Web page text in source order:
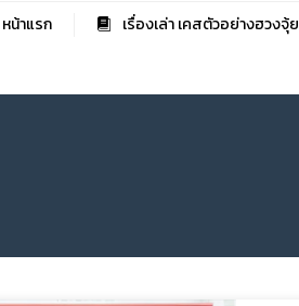
หน้าแรก เรื่องเล่า เคสตัวอย่างฮวงจุ้ย